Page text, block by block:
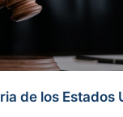
de los Estados